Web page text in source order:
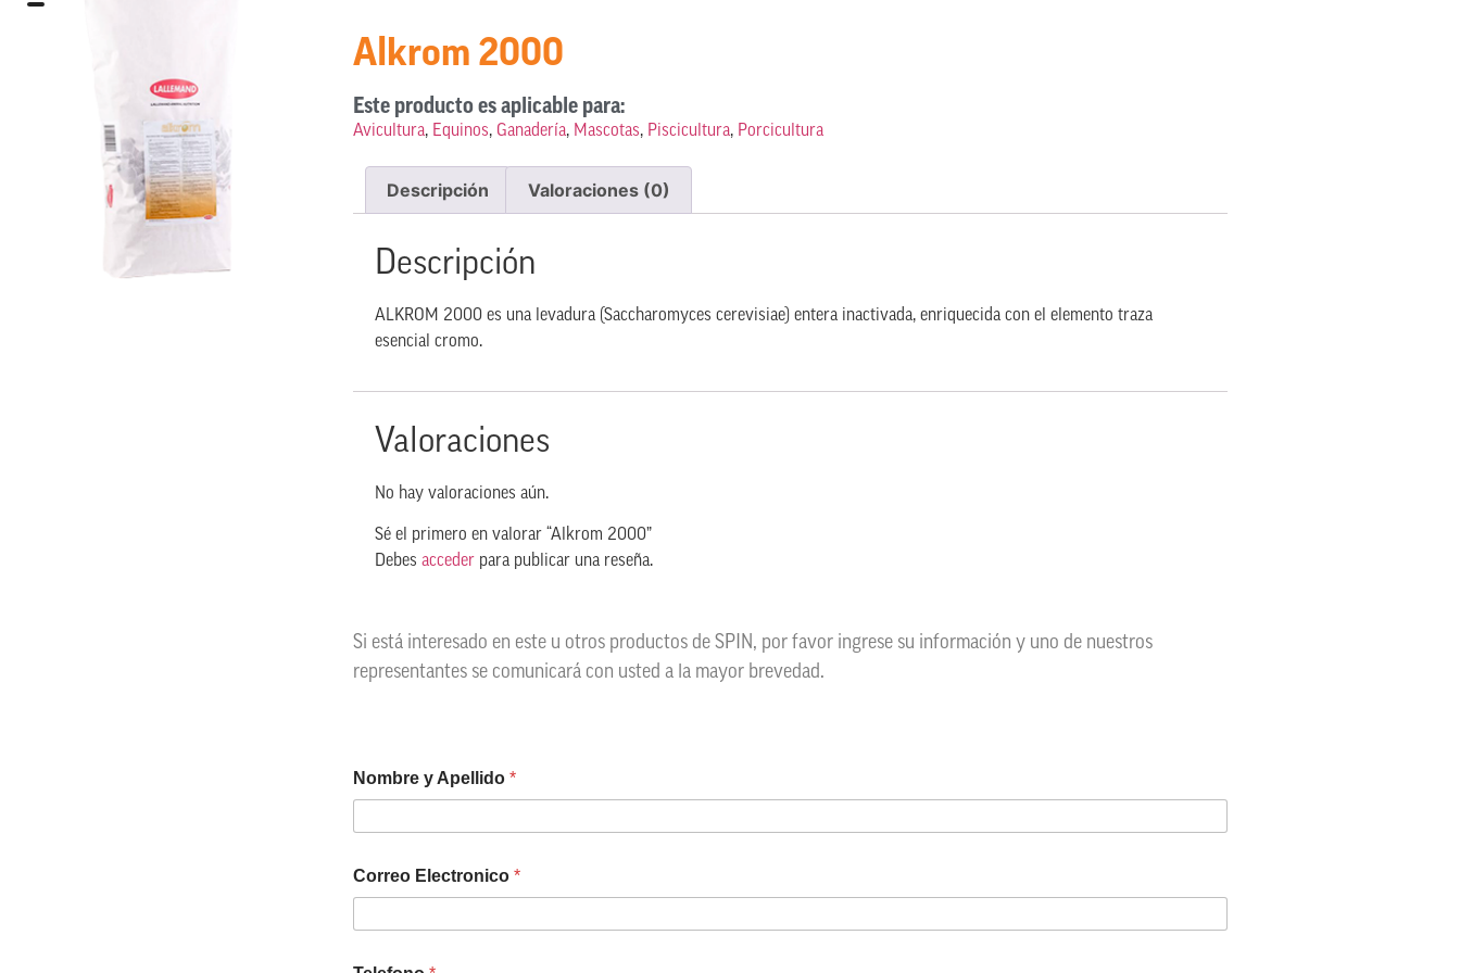
Alkrom 2000
Este producto es aplicable para:
Avicultura, Equinos, Ganadería, Mascotas, Piscicultura, Porcicultura
Descripción Valoraciones (0)
Descripción
ALKROM 2000 es una levadura (Saccharomyces cerevisiae) entera inactivada, enriquecida con el elemento traza
esencial cromo.
Valoraciones
No hay valoraciones aún.
Sé el primero en valorar “Alkrom 2000”
Debes accederpara publicar una reseña.
Si está interesado en este u otros productos de SPIN, por favor ingrese su información y uno de nuestros
representantes se comunicará con usted a la mayor brevedad.
Nombre y Apellido *
Correo Electronico *